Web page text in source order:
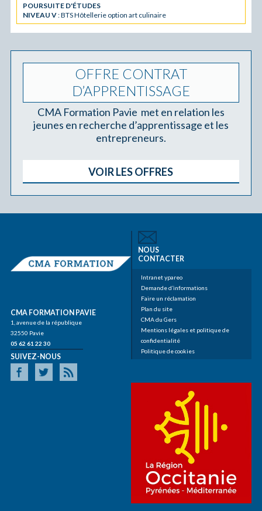
POURSUITE D'ÉTUDES
NIVEAU V: BTS Hôtellerie option art culinaire
OFFRE CONTRAT
D’APPRENTISSAGE
CMA Formation Pavie met en relation les
jeunes en recherche d’apprentissage et les
entrepreneurs.
VOIR LES OFFRES
CMA FORMATION PAVIE
1, avenue de la république
32550 Pavie
05 62 61 22 30
SUIVEZ-NOUS
NOUS
CONTACTER
Intranet ypareo
Demande d’informations
Faire un réclamation
Plan du site
CMA du Gers
Mentions légales et politique de
confidentialité
Politique de cookies